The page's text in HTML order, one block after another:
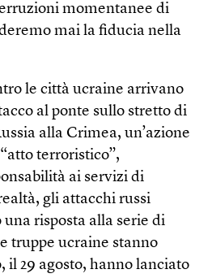
momentanee di
mai la fiducia nella
le città ucraine arrivano
al ponte sullo stretto di
alla Crimea, un’azione
terroristico”,
ai servizi di
gli attacchi russi
risposta alla serie di
truppe ucraine stanno
il 29 agosto, hanno lanciato